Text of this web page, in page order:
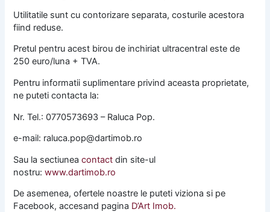
Utilitatile sunt cu contorizare separata, costurile acestora
fiind reduse.
Pretul pentru acest birou de inchiriat ultracentral este de
250 euro/luna + TVA.
Pentru informatii suplimentare privind aceasta proprietate,
ne puteti contacta la:
Nr. Tel.: 0770573693 – Raluca Pop.
e-mail: raluca.pop@dartimob.ro
Sau la sectiuneacontact din site-ul
nostru:www.dartimob.ro
De asemenea, ofertele noastre le puteti viziona si pe
Facebook, accesand pagina D’Art Imob.